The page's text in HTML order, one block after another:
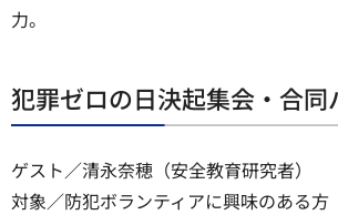
力。
犯罪ゼロの日決起集会・合同
ゲスト／清永奈穂（安全教育研究者）
対象／防犯ボランティアに興味のある方